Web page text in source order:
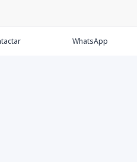
WhatsApp